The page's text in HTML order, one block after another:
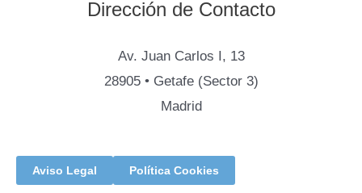
Dirección de Contacto
Av. Juan Carlos I, 13
28905 • Getafe (Sector 3)
Madrid
Aviso Legal Política Cookies